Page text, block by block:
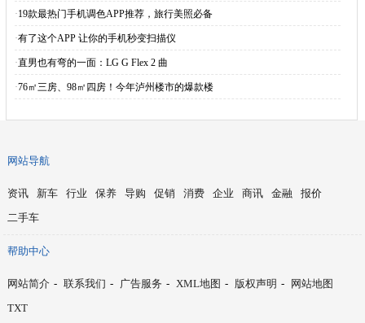
·19款最热门手机调色APP推荐，旅行美照必备
·有了这个APP 让你的手机秒变扫描仪
·直男也有弯的一面：LG G Flex 2 曲
·76㎡三房、98㎡四房！今年泸州楼市的爆款楼
网站导航
资讯 新车 行业 保养 导购 促销 消费 企业 商讯 金融
报价
二手车
帮助中心
网站简介 - 联系我们 - 广告服务 - XML地图 - 版权声明 -
网站地图
TXT